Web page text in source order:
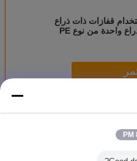
قفازات ذات ذراع
طويلة ذات ذراع واحدة من نوع PE
مرة واحدة